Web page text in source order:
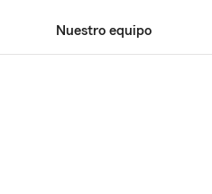
Nuestro equipo